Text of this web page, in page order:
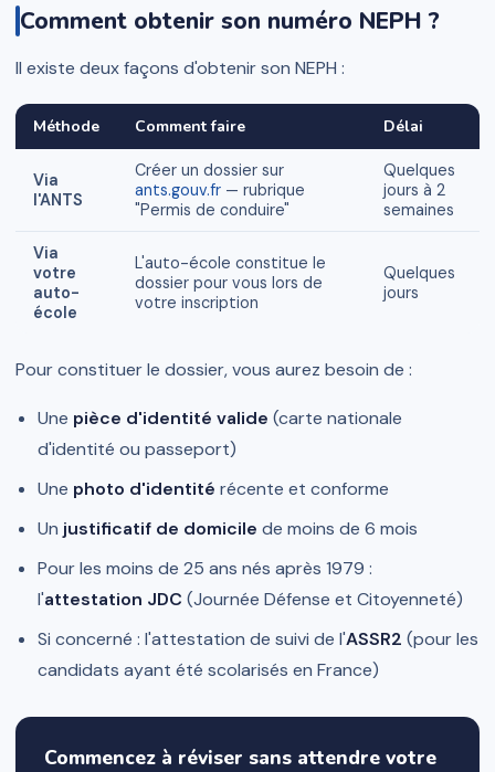
Comment obtenir son numéro NEPH ?
Il existe deux façons d'obtenir son NEPH :
Méthode Comment faire Délai
Via
l'ANTS
Créer un dossier sur
ants.gouv.fr — rubrique
"Permis de conduire"
Quelques
jours à 2
semaines
Via
votre
auto-
école
L'auto-école constitue le
dossier pour vous lors de
votre inscription
Quelques
jours
Pour constituer le dossier, vous aurez besoin de :
Une pièce d'identité valide (carte nationale
d'identité ou passeport)
Une photo d'identité récente et conforme
Un justificatif de domicile de moins de 6 mois
Pour les moins de 25 ans nés après 1979 :
l'attestation JDC (Journée Défense et Citoyenneté)
Si concerné : l'attestation de suivi de l'ASSR2 (pour les
candidats ayant été scolarisés en France)
Commencez à réviser sans attendre votre